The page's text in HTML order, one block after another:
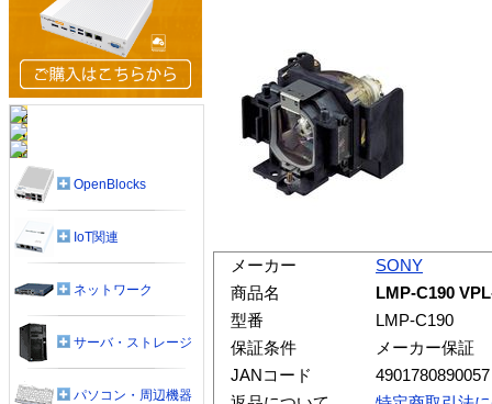
メーカー
SONY
商品名
LMP-C190
型番
LMP-C190
保証条件
メーカー保証
JANコード
4901780890057
OpenBlocks
IoT関連
ネットワーク
サーバ・ストレージ
パソコン・周辺機器